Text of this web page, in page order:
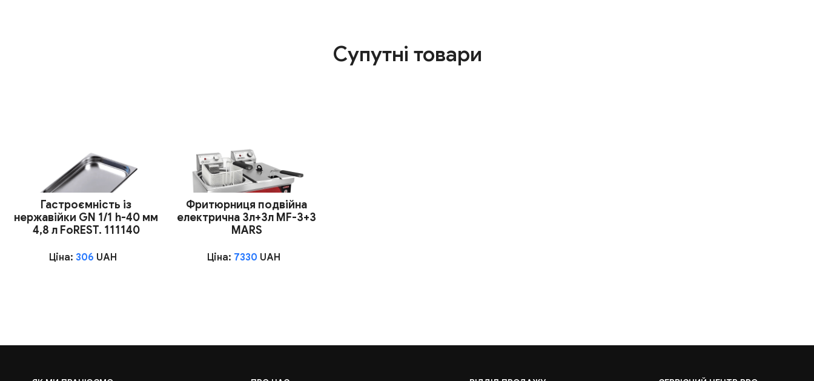
Супутні товари
Гастроємність із
нержавійки GN 1/1 h-40 мм
4,8 л FoREST. 111140
Ціна:306 UAH
Фритюрниця подвійна
електрична 3л+3л MF-3+3
MARS
Ціна: 7330 UAH